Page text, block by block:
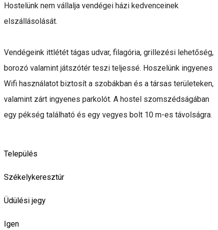
Hostelünk nem vállalja vendégei házi kedvenceinek
elszállásolását.
Vendégeink ittlétét tágas udvar, filagória, grillezési lehetőség,
borozó valamint játszótér teszi teljessé. Hoszelünk ingyenes
Wifi használatot biztosít a szobákban és a társas területeken,
valamint zárt ingyenes parkolót. A hostel szomszédságában
egy pékség található és egy vegyes bolt 10 m-es távolságra.
Település
Székelykeresztúr
Üdülési jegy
Igen